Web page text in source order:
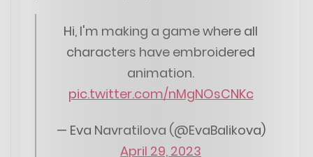
Hi, I'm making a game where all
characters have embroidered
animation.
pic.twitter.com/nMgNOsCNKc
— Eva Navratilova (@EvaBalikova)
April 29, 2023